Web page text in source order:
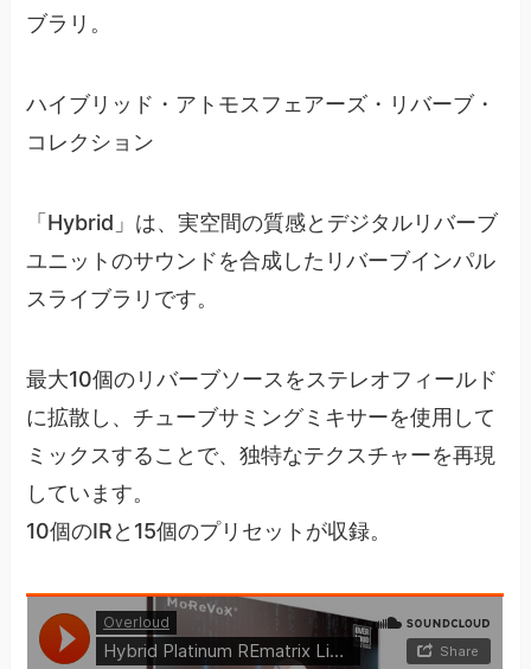
ブラリ。
ハイブリッド・アトモスフェアーズ・リバーブ・
コレクション
「Hybrid」は、実空間の質感とデジタルリバーブ
ユニットのサウンドを合成したリバーブインパル
スライブラリです。
最大10個のリバーブソースをステレオフィールド
に拡散し、チューブサミングミキサーを使用して
ミックスすることで、独特なテクスチャーを再現
しています。
10個のIRと15個のプリセットが収録。